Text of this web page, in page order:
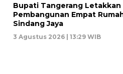
Bupati Tangerang
Pembangunan Empat
Sindang Jaya
3 Agustus 2026 | 13:29 WIB